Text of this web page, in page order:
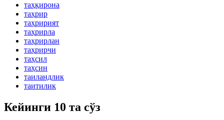
таҳқирона
таҳрир
таҳририят
таҳрирла
таҳрирлан
таҳрирчи
таҳсил
таҳсин
таиландлик
таитилик
Кейинги 10 та сўз